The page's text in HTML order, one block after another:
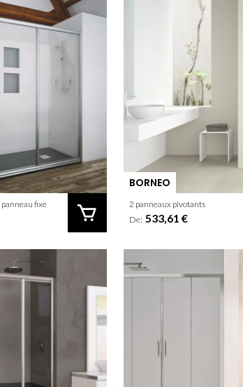
fixe
BORNEO
2 panneaux pivotants
De: 533,61 €